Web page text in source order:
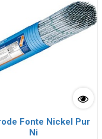
Fonte Nickel Pur
Ni